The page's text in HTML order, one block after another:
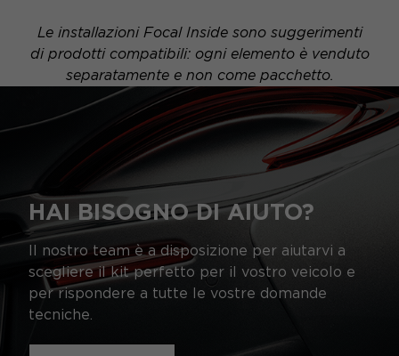
Le installazioni Focal Inside sono suggerimenti
di prodotti compatibili: ogni elemento è venduto
separatamente e non come pacchetto.
HAI BISOGNO DI AIUTO?
Il nostro team è a disposizione per aiutarvi a
scegliere il kit perfetto per il vostro veicolo e
per rispondere a tutte le vostre domande
tecniche.